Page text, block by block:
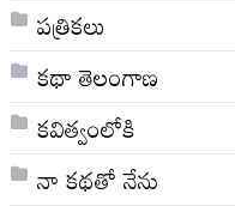
పత్రికలు
కథా తెలంగాణ
కవిత్వంలోకి
నా క‌థ‌తో నేను